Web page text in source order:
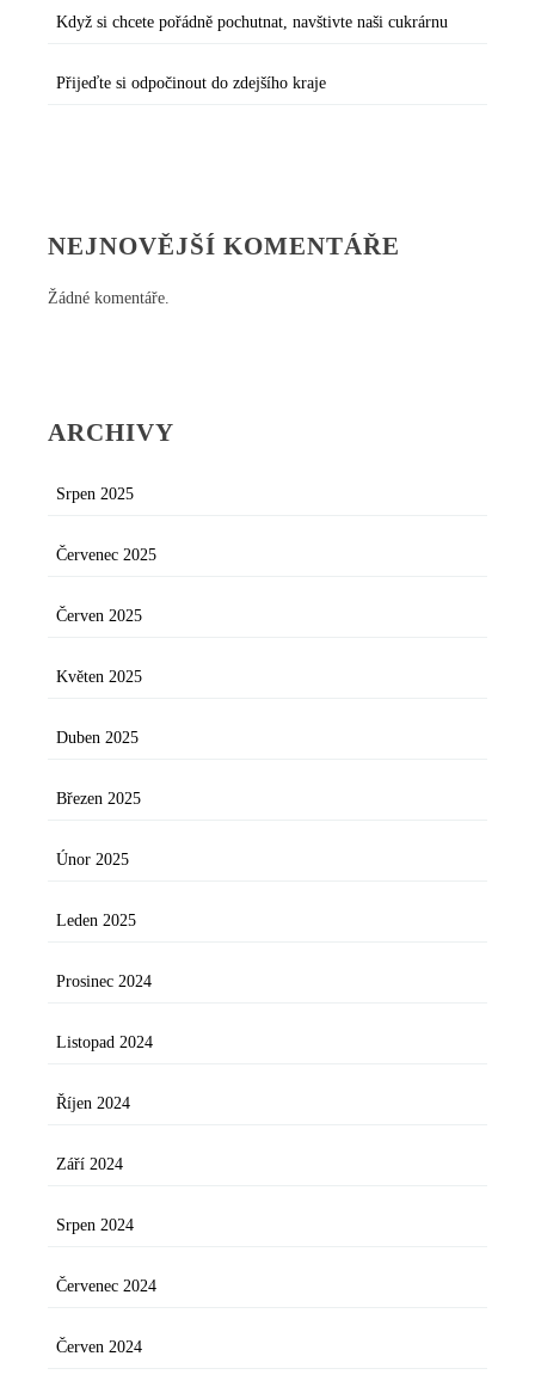
Když si chcete pořádně pochutnat, navštivte naši cukrárnu
Přijeďte si odpočinout do zdejšího kraje
NEJNOVĚJŠÍ KOMENTÁŘE
Žádné komentáře.
ARCHIVY
Srpen 2025
Červenec 2025
Červen 2025
Květen 2025
Duben 2025
Březen 2025
Únor 2025
Leden 2025
Prosinec 2024
Listopad 2024
Říjen 2024
Září 2024
Srpen 2024
Červenec 2024
Červen 2024